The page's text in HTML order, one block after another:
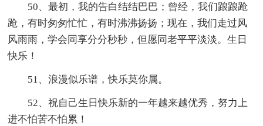
50、最初，我的告白结结巴巴；曾经，我们踉踉跄
跄，有时匆匆忙忙，有时沸沸扬扬；现在，我们走过风
风雨雨，学会同享分分秒秒，但愿同老平平淡淡。生日
快乐！
51、浪漫似乐谱，快乐莫你属。
52、祝自己生日快乐新的一年越来越优秀，努力上
进不怕苦不怕累！